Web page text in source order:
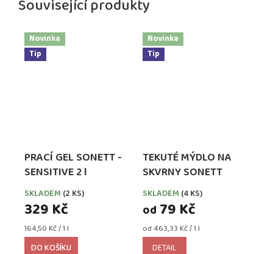
Související produkty
Novinka
Tip
PRACÍ GEL SONETT -
SENSITIVE 2 l
SKLADEM (2 KS)
329 Kč
Měrná
cena:
164,50 Kč / 1 l
DO KOŠÍKU
Novinka
Tip
TEKUTÉ MÝDLO NA
SKVRNY SONETT
SKLADEM (4 KS)
od 79 Kč
Měrná
cena:
od 463,33 Kč / 1 l
DETAIL